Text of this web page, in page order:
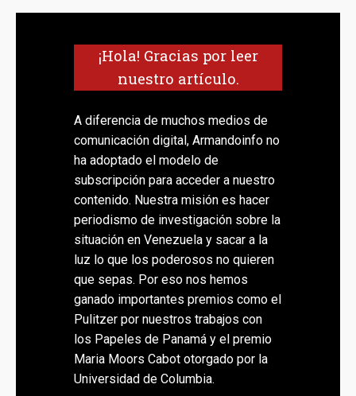
¡Hola! Gracias por leer
nuestro artículo.
A diferencia de muchos medios de
comunicación digital, Armandoinfo no
ha adoptado el modelo de
subscripción para acceder a nuestro
contenido. Nuestra misión es hacer
periodismo de investigación sobre la
situación en Venezuela y sacar a la
luz lo que los poderosos no quieren
que sepas. Por eso nos hemos
ganado importantes premios como el
Pulitzer por nuestros trabajos con
los Papeles de Panamá y el premio
Maria Moors Cabot otorgado por la
Universidad de Columbia.